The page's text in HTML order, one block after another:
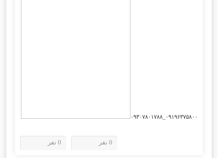
۰۹۱۹۶۳۷۵۸۰۰_۰۹۳۰۷۸۰۱۷۸۸
0 نفر 0 نفر